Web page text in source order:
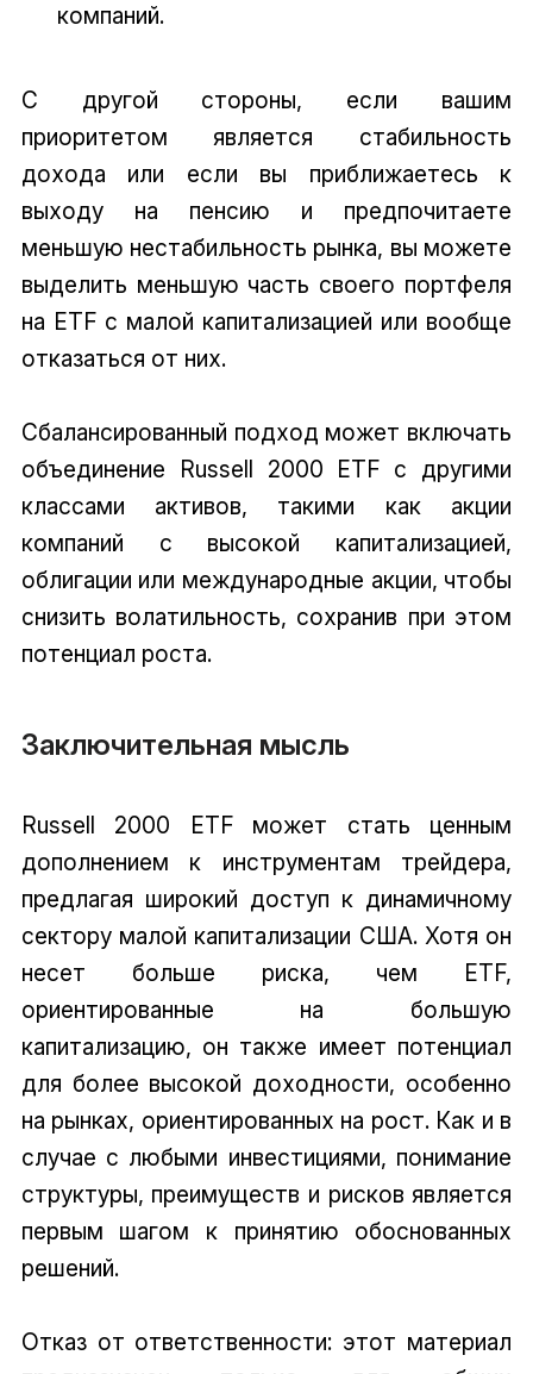
компаний.
С другой стороны, если вашим
приоритетом является стабильность
дохода или если вы приближаетесь к
выходу на пенсию и предпочитаете
меньшую нестабильность рынка, вы можете
выделить меньшую часть своего портфеля
на ETF с малой капитализацией или вообще
отказаться от них.
Сбалансированный подход может включать
объединение Russell 2000 ETF с другими
классами активов, такими как акции
компаний с высокой капитализацией,
облигации или международные акции, чтобы
снизить волатильность, сохранив при этом
потенциал роста.
Заключительная мысль
Russell 2000 ETF может стать ценным
дополнением к инструментам трейдера,
предлагая широкий доступ к динамичному
сектору малой капитализации США. Хотя он
несет больше риска, чем ETF,
ориентированные на большую
капитализацию, он также имеет потенциал
для более высокой доходности, особенно
на рынках, ориентированных на рост. Как и в
случае с любыми инвестициями, понимание
структуры, преимуществ и рисков является
первым шагом к принятию обоснованных
решений.
Отказ от ответственности: этот материал